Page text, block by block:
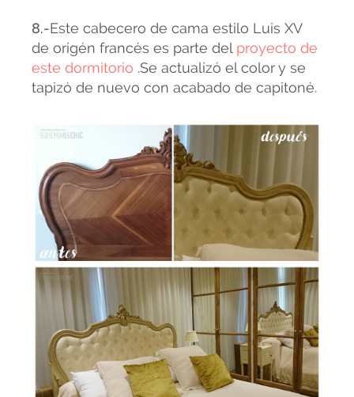
8.-Este cabecero de cama estilo Luis XV
de origén francés es parte del proyecto de
este dormitorio .Se actualizó el color y se
tapizó de nuevo con acabado de capitoné.